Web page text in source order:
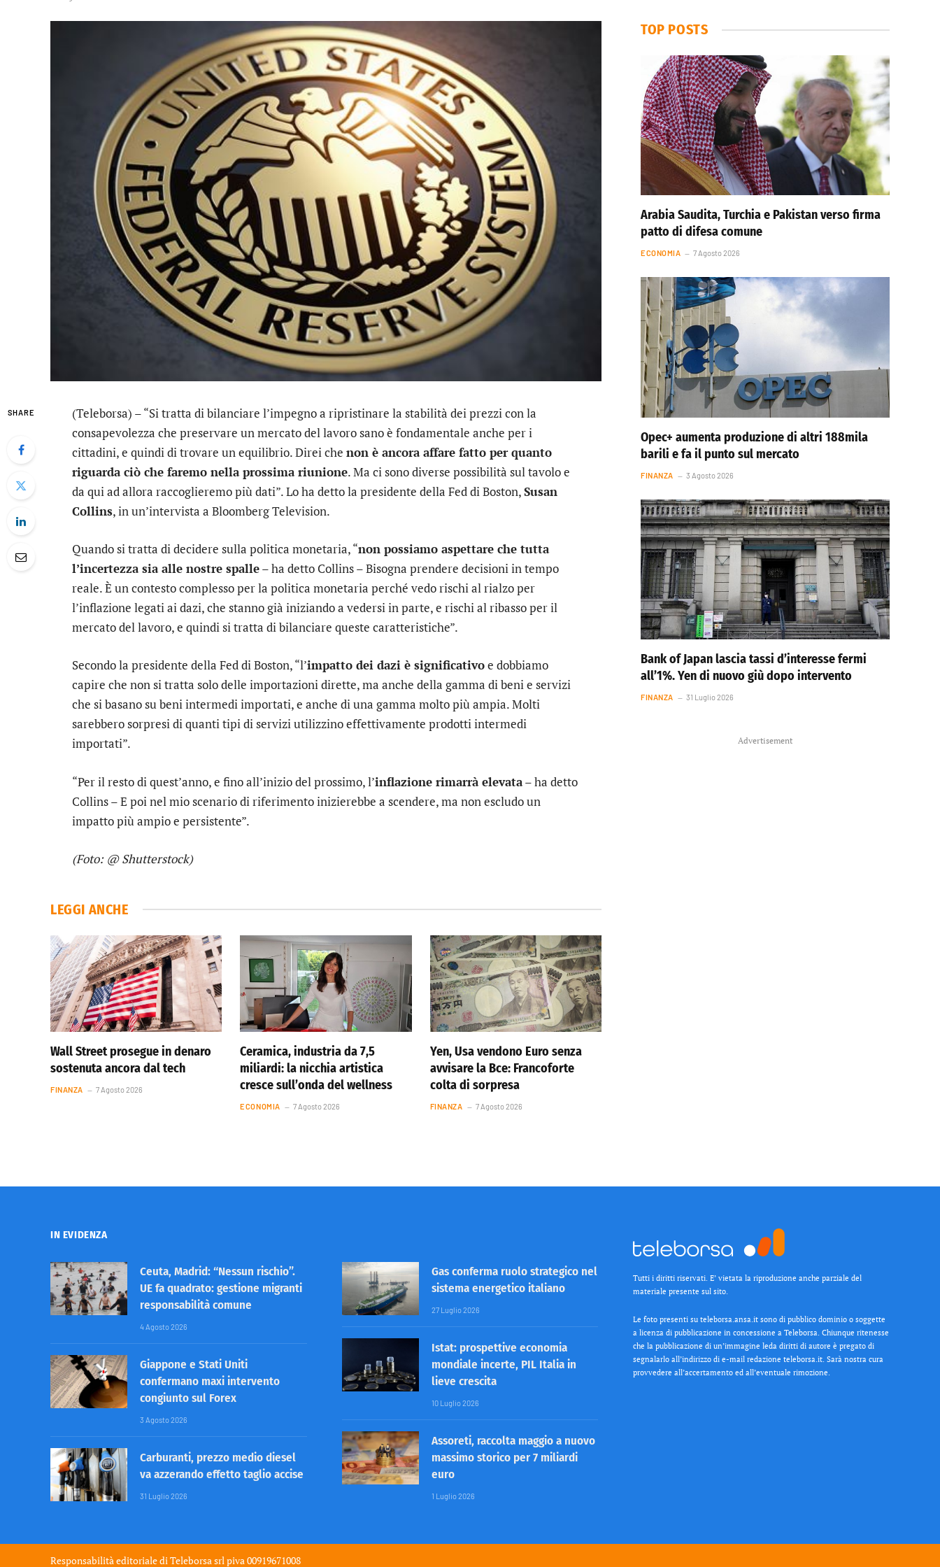
SHARE
(Teleborsa) – “Si tratta di bilanciare l’impegno a ripristinare la stabilità dei prezzi con la
consapevolezza che preservare un mercato del lavoro sano è fondamentale anche per i
cittadini, e quindi di trovare un equilibrio. Direi che non è ancora affare fatto per quanto
riguarda ciò che faremo nella prossima riunione. Ma ci sono diverse possibilità sul tavolo e
da qui ad allora raccoglieremo più dati”. Lo ha detto la presidente della Fed di Boston,Susan
Collins, in un’intervista a Bloomberg Television.
Quando si tratta di decidere sulla politica monetaria, “non possiamo aspettare che tutta
l’incertezza sia alle nostre spalle– ha detto Collins – Bisogna prendere decisioni in tempo
reale. È un contesto complesso per la politica monetaria perché vedo rischi al rialzo per
l’inflazione legati ai dazi, che stanno già iniziando a vedersi in parte, e rischi al ribasso per il
mercato del lavoro, e quindi si tratta di bilanciare queste caratteristiche”.
Secondo la presidente della Fed di Boston, “l’impatto dei dazi è significativoe dobbiamo
capire che non si tratta solo delle importazioni dirette, ma anche della gamma di beni e servizi
che si basano su beni intermedi importati, e anche di una gamma molto più ampia. Molti
sarebbero sorpresi di quanti tipi di servizi utilizzino effettivamente prodotti intermedi
importati”.
“Per il resto di quest’anno, e fino all’inizio del prossimo, l’inflazione rimarrà elevata– ha detto
Collins – E poi nel mio scenario di riferimento inizierebbe a scendere, ma non escludo un
impatto più ampio e persistente”.
(Foto: @ Shutterstock)
LEGGI ANCHE
Wall Street prosegue in denaro
sostenuta ancora dal tech
FINANZA 7 Agosto 2026
Ceramica, industria da 7,5
miliardi: la nicchia artistica
cresce sull’onda del wellness
ECONOMIA 7 Agosto 2026
Yen, Usa vendono Euro senza
avvisare la Bce: Francoforte
colta di sorpresa
FINANZA 7 Agosto 2026
TOP POSTS
Arabia Saudita, Turchia e Pakistan verso firma
patto di difesa comune
ECONOMIA 7 Agosto 2026
Opec+ aumenta produzione di altri 188mila
barili e fa il punto sul mercato
FINANZA 3 Agosto 2026
Bank of Japan lascia tassi d’interesse fermi
all’1%. Yen di nuovo giù dopo intervento
FINANZA 31 Luglio 2026
Advertisement
IN EVIDENZA
Ceuta, Madrid: “Nessun rischio”.
UE fa quadrato: gestione migranti
responsabilità comune
4 Agosto 2026
Giappone e Stati Uniti
confermano maxi intervento
congiunto sul Forex
3 Agosto 2026
Carburanti, prezzo medio diesel
va azzerando effetto taglio accise
31 Luglio 2026
Gas conferma ruolo strategico nel
sistema energetico italiano
27 Luglio 2026
Istat: prospettive economia
mondiale incerte, PIL Italia in
lieve crescita
10 Luglio 2026
Assoreti, raccolta maggio a nuovo
massimo storico per 7 miliardi
euro
1 Luglio 2026
Tutti i diritti riservati. E’ vietata la riproduzione anche parziale del
materiale presente sul sito.
Le foto presenti su teleborsa.ansa.it sono di pubblico dominio o soggette
a licenza di pubblicazione in concessione a Teleborsa. Chiunque ritenesse
che la pubblicazione di un’immagine leda diritti di autore è pregato di
segnalarlo all’indirizzo di e-mail redazione teleborsa.it. Sarà nostra cura
provvedere all’accertamento ed all’eventuale rimozione.
Responsabilità editoriale di Teleborsa srl piva 00919671008